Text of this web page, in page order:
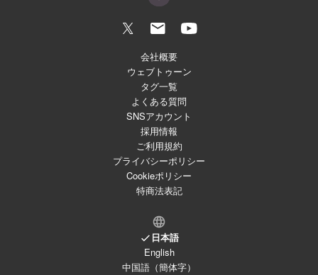
会社概要
ウェブトゥーン
タグ一覧
よくある質問
SNSアカウント
採用情報
ご利用規約
プライバシーポリシー
Cookieポリシー
特商法表記
日本語
English
中国語（簡体字）